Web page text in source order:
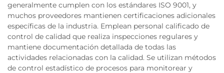
generalmente cumplen con los estándares ISO 9001, y
muchos proveedores mantienen certificaciones adicionales
específicas de la industria. Emplean personal calificado de
control de calidad que realiza inspecciones regulares y
mantiene documentación detallada de todas las
actividades relacionadas con la calidad. Se utilizan métodos
de control estadístico de procesos para monitorear y